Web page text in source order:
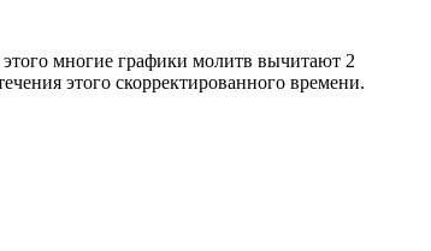
многие графики молитв вычитают 2
этого скорректированного времени.